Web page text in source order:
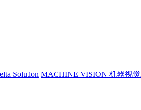
Solution MACHINE VISION 机器视觉